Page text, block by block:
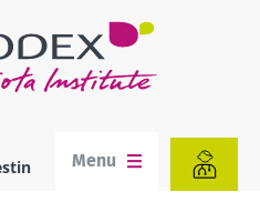
Menu